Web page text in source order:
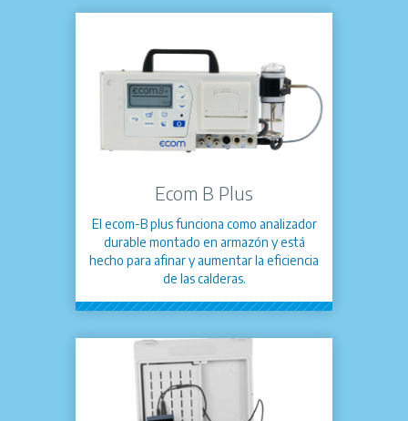
Ecom B Plus
El ecom-B plus funciona como analizador
durable montado en armazón y está
hecho para afinar y aumentar la eficiencia
de las calderas.